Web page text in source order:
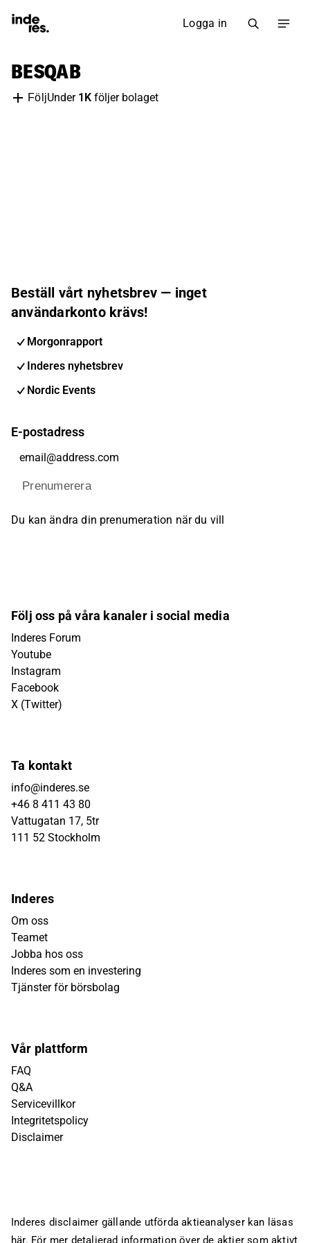
Logga in
BESQAB
FöljUnder 1K följer bolaget
Beställ vårt nyhetsbrev — inget
användarkonto krävs!
Morgonrapport
Inderes nyhetsbrev
Nordic Events
E-postadress
Prenumerera
Du kan ändra din prenumeration när du vill
Följ oss på våra kanaler i social media
Inderes Forum
Youtube
Instagram
Facebook
X (Twitter)
Ta kontakt
info@inderes.se
+46 8 411 43 80
Vattugatan 17, 5tr
111 52 Stockholm
Inderes
Om oss
Teamet
Jobba hos oss
Inderes som en investering
Tjänster för börsbolag
Vår plattform
FAQ
Q&A
Servicevillkor
Integritetspolicy
Disclaimer
Inderes disclaimer gällande utförda aktieanalyser kan läsas
här. För mer detaljerad information över de aktier som aktivt